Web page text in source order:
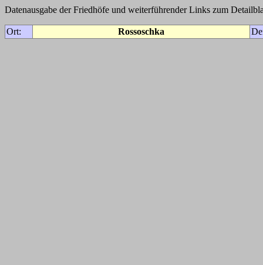
Datenausgabe der Friedhöfe und weiterführender Links zum
Ort: Rossoschka